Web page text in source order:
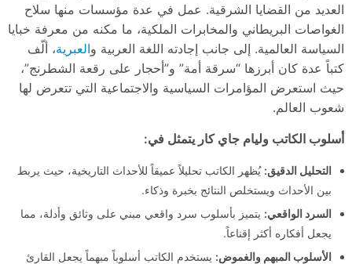
العديد من القضايا الشرقية. عمل في عدة مؤسسات منها سلاح
الغواصات البريطاني والمخابرات الملكية، ما مكنه من معرفة خبايا
السياسة العالمية. إلى جانب إجادته اللغة العربية والعبرية، ألّف
كتباً عدة كان أبرزها “سرقة أمة” و”أحجار على رقعة الشطرنج”،
حيث استعرض المؤامرات السياسية والاجتماعية التي تتعرض لها
شعوب العالم.
أسلوب الكاتب وليام جاي كار يتمثل في:
التحليل الدقيق: يُظهر الكاتب تحليلاً عميقاً للأحداث التاريخية، حيث يربط
بين الأحداث ويستخلص النتائج بخبرة وذكاء.
السرد الواقعي: يتميز بأسلوب سرد واقعي مبني على وثائق وأدلة، مما
يجعل أفكاره أكثر إقناعاً.
الأسلوب المبهم والغموض: يستخدم الكاتب أسلوباً مبهماً يجعل القارئ